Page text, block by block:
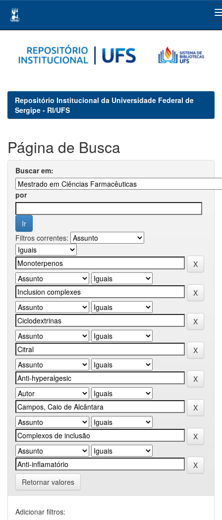
navigation
Repositório Institucional da Universidade Federal de
Sergipe - RI/UFS
Página de Busca
Buscar em:
por
Filtros correntes:
Retornar valores
Adicionar filtros: